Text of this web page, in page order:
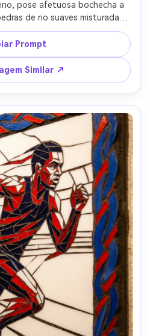
pose afetuosa bochecha a
de rio suaves misturadas
detalhes faciais, paleta bege
suave como um berço, clima
de azulejo altamente
gentil e espaço negativo
de campo rasa,
suave --ar 4:5
Prompt
Similar ↗